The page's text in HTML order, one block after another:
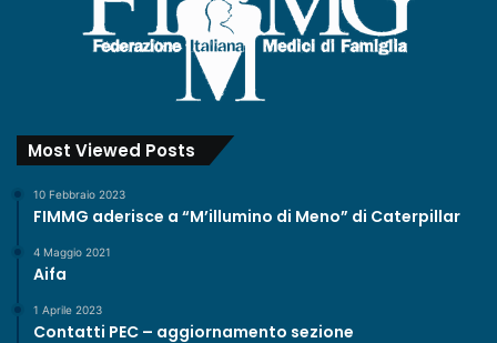
Most Viewed Posts
10 Febbraio 2023
FIMMG aderisce a “M’illumino di Meno” di Caterpillar
4 Maggio 2021
Aifa
1 Aprile 2023
Contatti PEC – aggiornamento sezione